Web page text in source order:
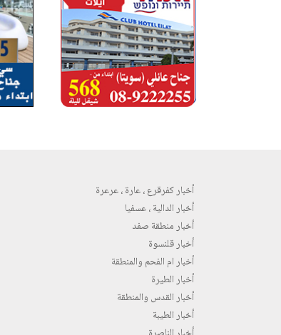
أخبار كفرقرع ، عارة ، عرعرة
أخبار الدالية ، عسفيا
أخبار منطقة صفد
أخبار قلنسوة
أخبار ام الفحم والمنطقة
أخبار الطيرة
أخبار القدس والمنطقة
أخبار الطيبة